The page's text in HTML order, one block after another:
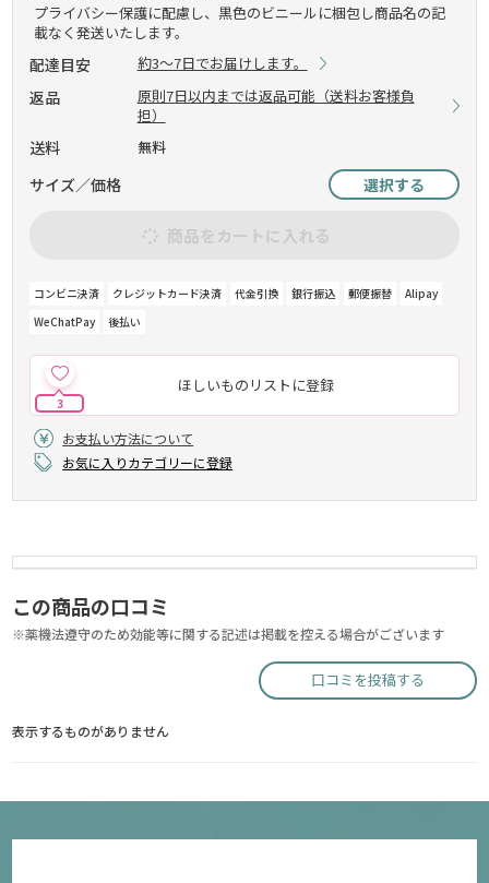
プライバシー保護に配慮し、黒色のビニールに梱包し商品名の記
載なく発送いたします。
配達目安 約3～7日でお届けします。
返品
原則7日以内までは返品可能（送料お客様負
担）
送料 無料
サイズ／価格 選択する
商品をカートに入れる
コンビニ決済 クレジットカード決済 代金引換 銀行振込 郵便振替
Alipay
WeChatPay
後払い
ほしいものリストに登録
3
お支払い方法について
お気に入りカテゴリーに登録
この商品の口コミ
※薬機法遵守のため効能等に関する記述は掲載を控える場合がございます
口コミを投稿する
表示するものがありません